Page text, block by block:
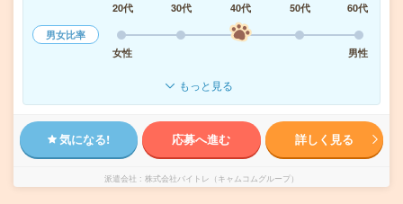
20代
30代 40代 50代
60代
男女比率
女性
男性
もっと見る
気になる! 応募へ進む 詳しく見る
派遣会社 株式会社バイトレ（キャムコムグループ）